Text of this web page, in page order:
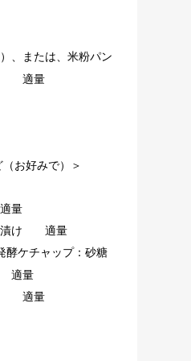
、または、米粉パン
の 適量
お好みで）＞
量
け 適量
酵ケチャップ：砂糖
量
） 適量